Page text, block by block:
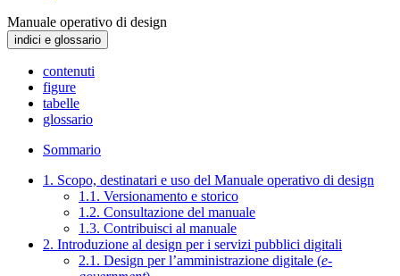
Manuale operativo di design
indici e glossario
contenuti
figure
tabelle
glossario
Sommario
1. Scopo, destinatari e uso del Manuale operativo di design
1.1. Versionamento e storico
1.2. Consultazione del manuale
1.3. Contribuisci al manuale
2. Introduzione al design per i servizi pubblici digitali
2.1. Design per l’amministrazione digitale (e-